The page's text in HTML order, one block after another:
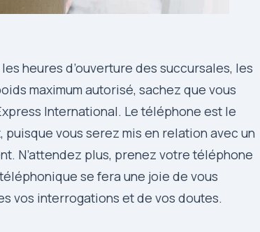
heures d’ouverture des succursales, les
maximum autorisé, sachez que vous
International. Le téléphone est le
vous serez mis en relation avec un
N’attendez plus, prenez votre téléphone
se fera une joie de vous
vos interrogations et de vos doutes.